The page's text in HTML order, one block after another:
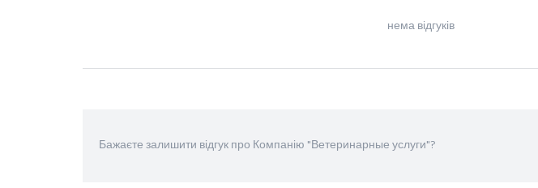
нема відгуків
Бажаєте залишити відгук про Компанію "Ветеринарные услуги"?